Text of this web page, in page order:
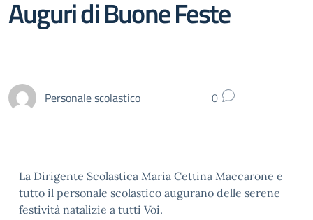
Auguri di Buone Feste
Personale scolastico 0
La Dirigente Scolastica Maria Cettina Maccarone e
tutto il personale scolastico augurano delle serene
festività natalizie a tutti Voi.